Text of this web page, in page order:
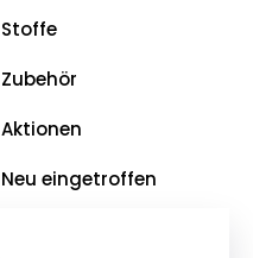
Stoffe
Zubehör
Aktionen
Neu eingetroffen